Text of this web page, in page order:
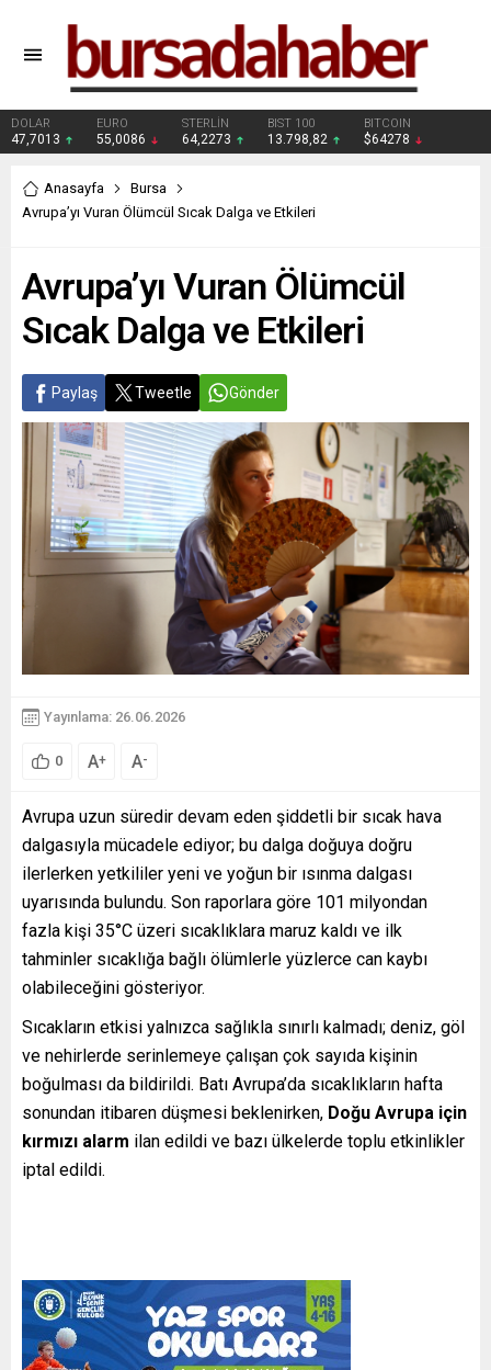
DOLAR
47,7013
EURO
55,0086
STERLİN
64,2273
BIST 100
13.798,82
BITCOIN
$64278
Anasayfa
Bursa
Avrupa’yı Vuran Ölümcül Sıcak Dalga ve Etkileri
Avrupa’yı Vuran Ölümcül
Sıcak Dalga ve Etkileri
Paylaş Tweetle Gönder
Yayınlama: 26.06.2026
0 A+ A-
Avrupa uzun süredir devam eden şiddetli bir sıcak hava
dalgasıyla mücadele ediyor; bu dalga doğuya doğru
ilerlerken yetkililer yeni ve yoğun bir ısınma dalgası
uyarısında bulundu. Son raporlara göre 101 milyondan
fazla kişi 35°C üzeri sıcaklıklara maruz kaldı ve ilk
tahminler sıcaklığa bağlı ölümlerle yüzlerce can kaybı
olabileceğini gösteriyor.
Sıcakların etkisi yalnızca sağlıkla sınırlı kalmadı; deniz, göl
ve nehirlerde serinlemeye çalışan çok sayıda kişinin
boğulması da bildirildi. Batı Avrupa’da sıcaklıkların hafta
sonundan itibaren düşmesi beklenirken, Doğu Avrupa için
kırmızı alarm ilan edildi ve bazı ülkelerde toplu etkinlikler
iptal edildi.